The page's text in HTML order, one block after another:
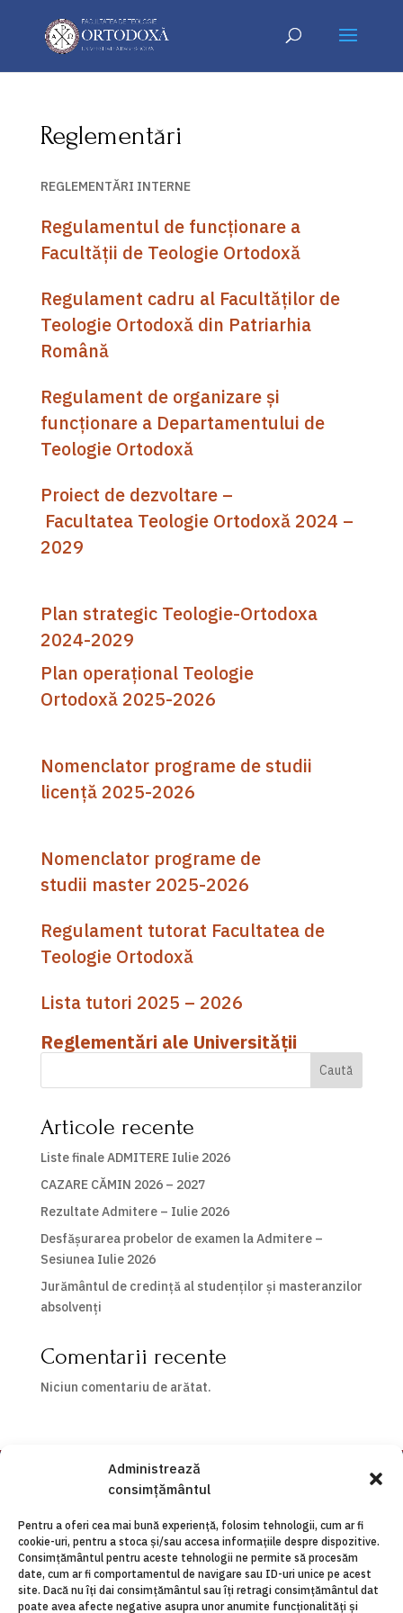
Administrează
consimțământul
Pentru a oferi cea mai bună experiență, folosim tehnologii, cum ar fi
cookie-uri, pentru a stoca și/sau accesa informațiile despre dispozitive.
Consimțământul pentru aceste tehnologii ne permite să procesăm
date, cum ar fi comportamentul de navigare sau ID-uri unice pe acest
site. Dacă nu îți dai consimțământul sau îți retragi consimțământul dat
poate avea afecte negative asupra unor anumite funcționalități și
Reglementări
REGLEMENTĂRI INTERNE
Regulamentul de funcționare a
Facultății de Teologie Ortodoxă
Regulament cadru al Facultăților de
Teologie Ortodoxă din Patriarhia
Română
Regulament de organizare și
funcționare a Departamentului de
Teologie Ortodoxă
Proiect de dezvoltare –
Facultatea Teologie Ortodoxă 2024 –
2029
Plan strategic Teologie-Ortodoxa
2024-2029
Plan operațional Teologie
Ortodoxă 2025-2026
Nomenclator programe de studii
licență 2025-2026
Nomenclator programe de
studii master 2025-2026
Regulament tutorat Facultatea de
Teologie Ortodoxă
Lista tutori 2025 – 2026
Reglementări ale Universității
Caută
Articole recente
Liste finale ADMITERE Iulie 2026
CAZARE CĂMIN 2026 – 2027
Rezultate Admitere – Iulie 2026
Desfășurarea probelor de examen la Admitere –
Sesiunea Iulie 2026
Jurământul de credință al studenților și masteranzilor
absolvenți
Comentarii recente
Niciun comentariu de arătat.